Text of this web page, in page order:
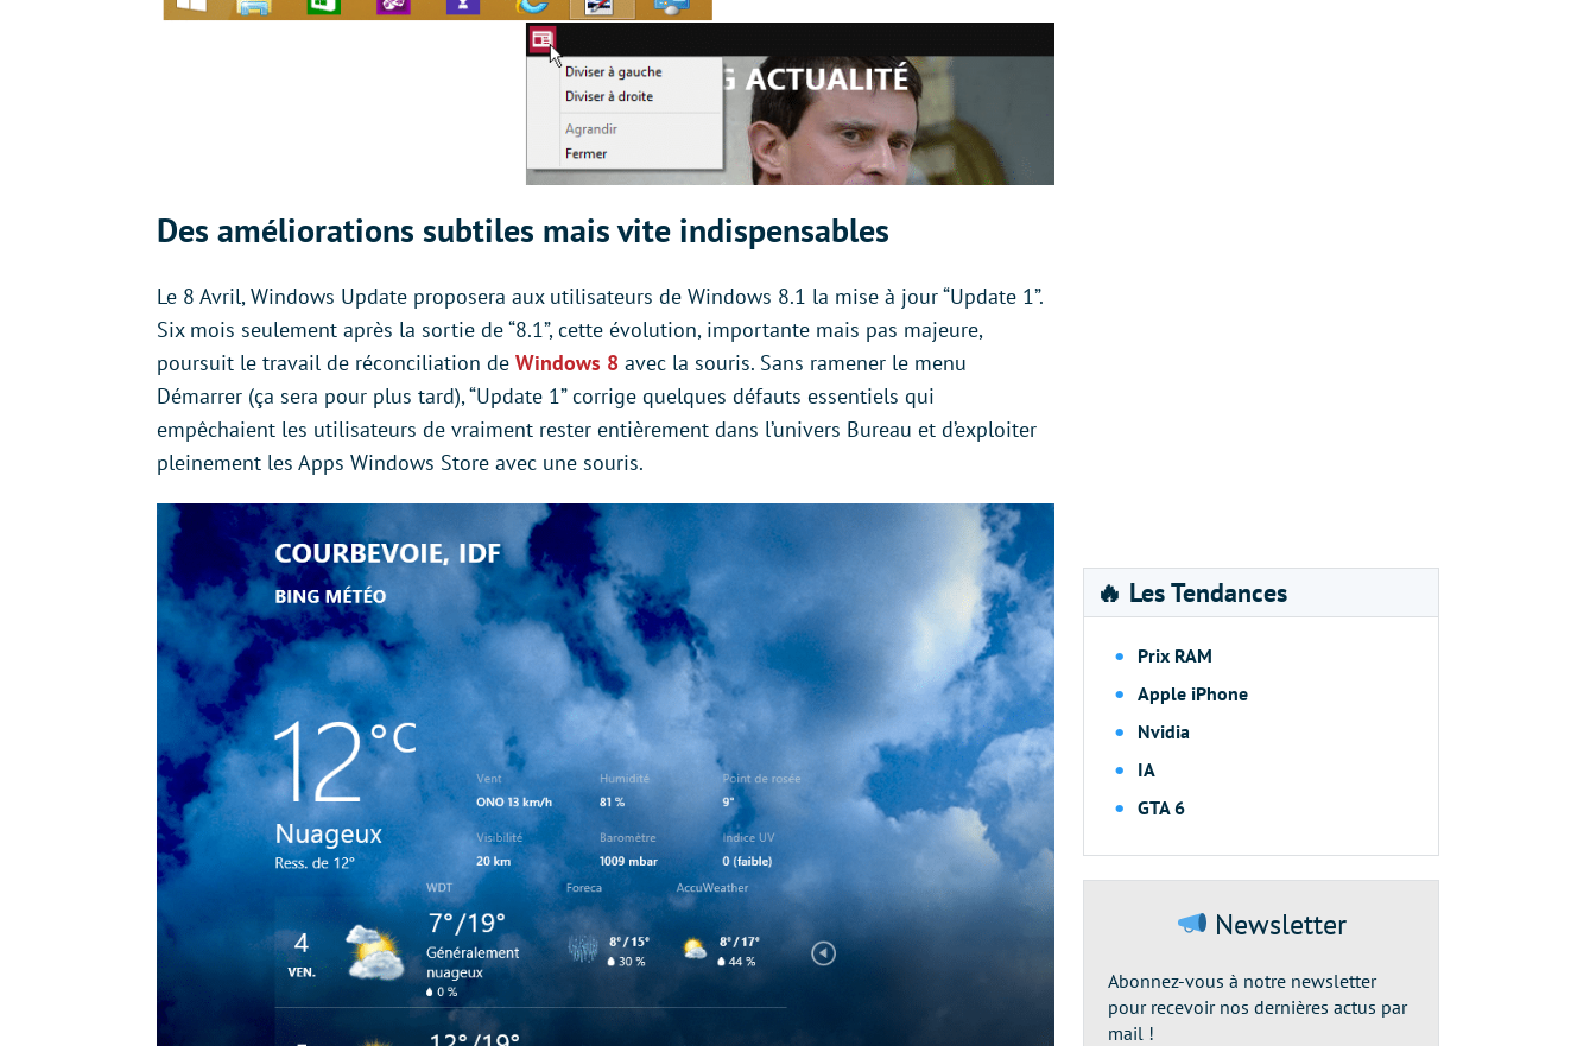
Des améliorations subtiles mais vite indispensables
Le 8 Avril, Windows Update proposera aux utilisateurs de Windows 8.1 la mise à jour “Update 1”.
Six mois seulement après la sortie de “8.1”, cette évolution, importante mais pas majeure,
poursuit le travail de réconciliation de Windows 8 avec la souris. Sans ramener le menu
Démarrer (ça sera pour plus tard), “Update 1” corrige quelques défauts essentiels qui
empêchaient les utilisateurs de vraiment rester entièrement dans l’univers Bureau et d’exploiter
pleinement les Apps Windows Store avec une souris.
🔥 Les Tendances
Prix RAM
Apple iPhone
Nvidia
IA
GTA 6
Newsletter
Abonnez-vous à notre newsletter
pour recevoir nos dernières actus par
mail !